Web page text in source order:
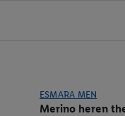
ESMARA MEN
Merino heren